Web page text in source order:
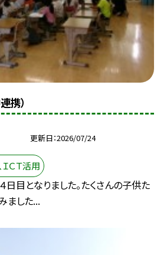
携）
更新日 2026/07/24
ＣＴ活用
目となりました。たくさんの子供た
ました...